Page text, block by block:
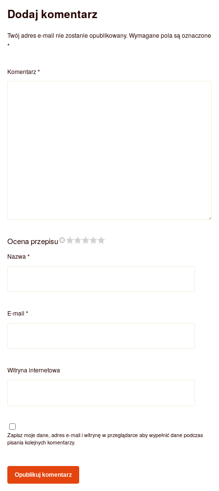
Dodaj komentarz
Twój adres e-mail nie zostanie opublikowany. Wymagane pola są oznaczone
*
Komentarz*
Ocena przepisu
Nazwa *
E-mail *
Witryna internetowa
Zapisz moje dane, adres e-mail i witrynę w przeglądarce aby wypełnić dane podczas
pisania kolejnych komentarzy.